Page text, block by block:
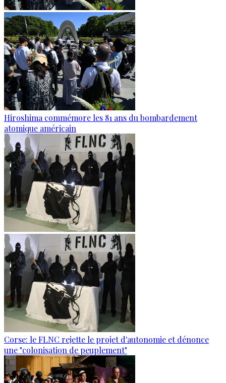
Hiroshima commémore les 81 ans du bombardement
atomique américain
Corse: le FLNC rejette le projet d'autonomie et dénonce
une "colonisation de peuplement"